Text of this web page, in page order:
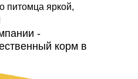
питомца яркой,
-
корм в